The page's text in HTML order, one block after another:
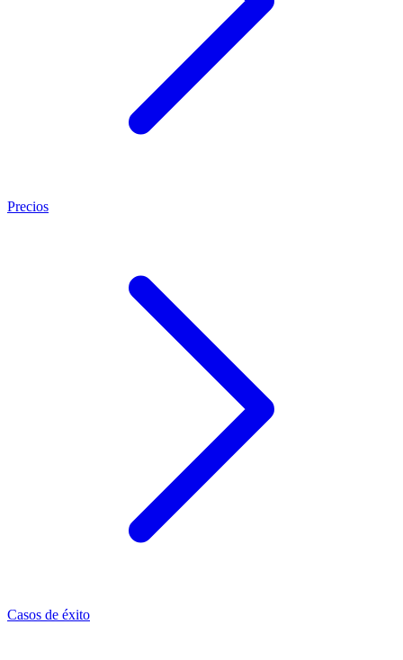
Precios
Casos de éxito